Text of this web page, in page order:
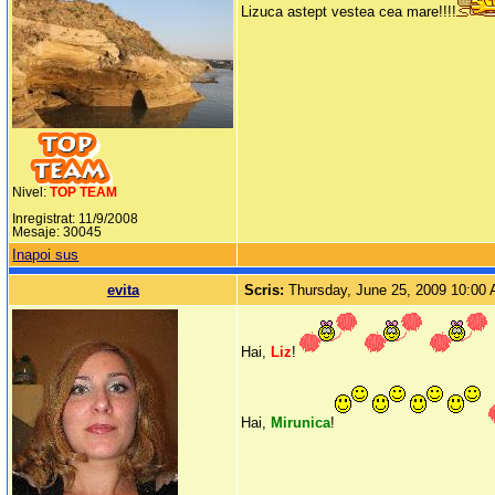
Nivel:TOP TEAM
Inregistrat: 11/9/2008
Mesaje: 30045
Lizuca astept vestea cea mare!!!!
Inapoi sus
evita Scris:Thursday, June 25, 2009 10:00
Hai, Liz!
Hai, Mirunica!